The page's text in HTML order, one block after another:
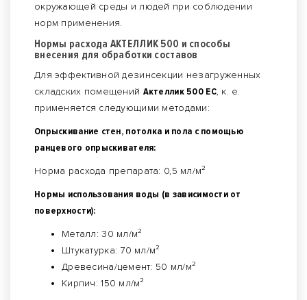
окружающей среды и людей при соблюдении
норм применения.
Нормы расхода АКТЕЛЛИК 500 и способы
внесения для обработки составов
Для эффективной дезинсекции незагруженных
складских помещений Актеллик 500 ЕС, к. е.
применяется следующими методами:
Опрыскивание стен, потолка и пола с помощью
ранцевого опрыскивателя:
Норма расхода препарата: 0,5 мл/м²
Нормы использования воды (в зависимости от
поверхности):
Металл: 30 мл/м²
Штукатурка: 70 мл/м²
Древесина/цемент: 50 мл/м²
Кирпич: 150 мл/м²